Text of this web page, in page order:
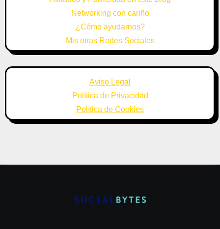
Networking con cariño
¿Cómo ayudarnos?
Mis otras Redes Sociales
Aviso Legal
Política de Privacidad
Política de Cookies